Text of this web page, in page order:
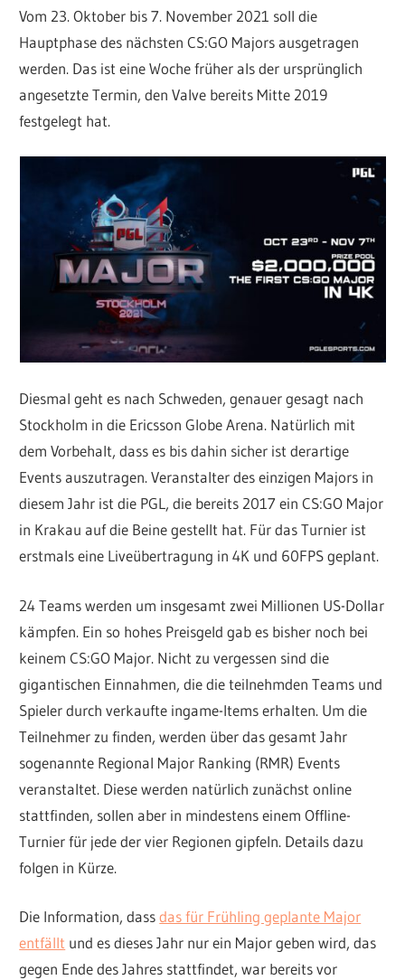
Vom 23. Oktober bis 7. November 2021 soll die
Hauptphase des nächsten CS:GO Majors ausgetragen
werden. Das ist eine Woche früher als der ursprünglich
angesetzte Termin, den Valve bereits Mitte 2019
festgelegt hat.
Diesmal geht es nach Schweden, genauer gesagt nach
Stockholm in die Ericsson Globe Arena. Natürlich mit
dem Vorbehalt, dass es bis dahin sicher ist derartige
Events auszutragen. Veranstalter des einzigen Majors in
diesem Jahr ist die PGL, die bereits 2017 ein CS:GO Major
in Krakau auf die Beine gestellt hat. Für das Turnier ist
erstmals eine Liveübertragung in 4K und 60FPS geplant.
24 Teams werden um insgesamt zwei Millionen US-Dollar
kämpfen. Ein so hohes Preisgeld gab es bisher noch bei
keinem CS:GO Major. Nicht zu vergessen sind die
gigantischen Einnahmen, die die teilnehmden Teams und
Spieler durch verkaufte ingame-Items erhalten. Um die
Teilnehmer zu finden, werden über das gesamt Jahr
sogenannte Regional Major Ranking (RMR) Events
veranstaltet. Diese werden natürlich zunächst online
stattfinden, sollen aber in mindestens einem Offline-
Turnier für jede der vier Regionen gipfeln. Details dazu
folgen in Kürze.
Die Information, dassdas für Frühling geplante Major
entfällt und es dieses Jahr nur ein Major geben wird, das
gegen Ende des Jahres stattfindet, war bereits vor